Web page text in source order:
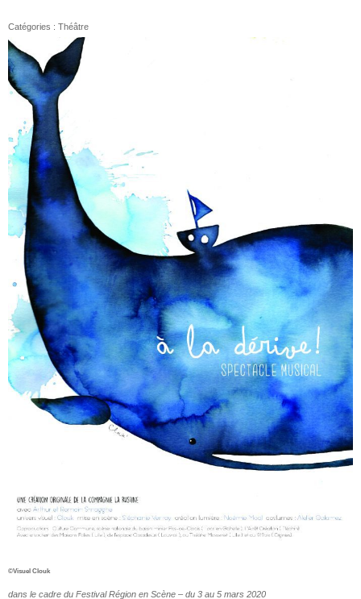
Catégories : Théâtre
©Visuel Clouk
dans le cadre du Festival Région en Scène – du 3 au 5 mars 2020